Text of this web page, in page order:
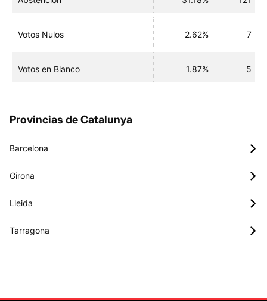
Votos Nulos 2.62% 7
Votos en Blanco 1.87% 5
Provincias de Catalunya
Barcelona
Girona
Lleida
Tarragona